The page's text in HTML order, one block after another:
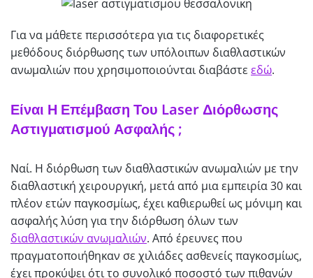
Για να μάθετε περισσότερα για τις διαφορετικές
μεθόδους διόρθωσης των υπόλοιπων διαθλαστικών
ανωμαλιών που χρησιμοποιούνται διαβάστε εδώ.
Είναι Η Επέμβαση Του Laser Διόρθωσης
Αστιγματισμού Ασφαλής ;
Ναί. Η διόρθωση των διαθλαστικών ανωμαλιών με την
διαθλαστική χειρουργική, μετά από μια εμπειρία 30 και
πλέον ετών παγκοσμίως, έχει καθιερωθεί ως μόνιμη και
ασφαλής λύση για την διόρθωση όλων των
διαθλαστικών ανωμαλιών. Από έρευνες που
πραγματοποιήθηκαν σε χιλιάδες ασθενείς παγκοσμίως,
έχει προκύψει ότι το συνολικό ποσοστό των πιθανών